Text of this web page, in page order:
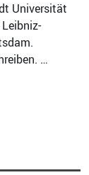
Universität
…